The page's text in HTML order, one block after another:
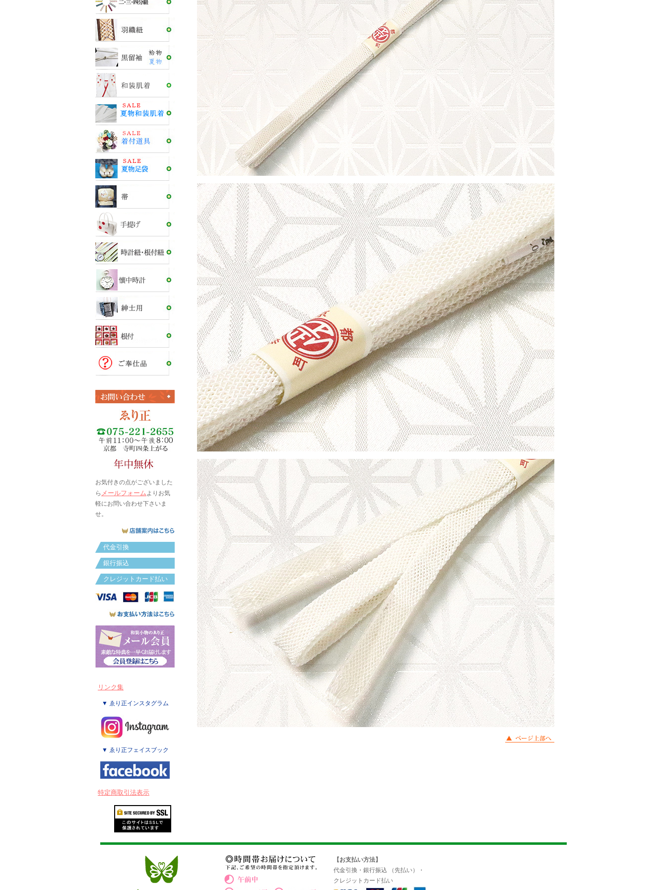
お気付きの点がございました
ら メールフォームよりお気
軽にお問い合わせ下さいま
せ。
代金引換
銀行振込
クレジットカード払い
リンク集
▼ ゑり正インスタグラム
▼ ゑり正フェイスブック
特定商取引法表示
【お支払い方法】
代金引換・銀行振込 （先払い）・
クレジットカード払い